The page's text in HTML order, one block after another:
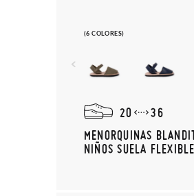
(6 COLORES)
20
36
MENORQUINAS
NIÑOS SUELA FLEXIBLE